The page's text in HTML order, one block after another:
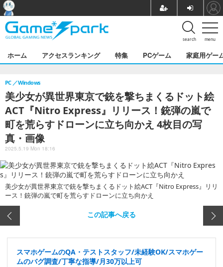
menu
search
ホーム アクセスランキング 特集 PCゲーム 家庭用ゲー
美少女が異世界東京で銃を撃ちまくるドット絵
ACT『Nitro Express』リリース！銃弾の嵐で
町を荒らすドローンに立ち向かえ 4枚目の写
真・画像
PC Windows
2025.5.19 Mon 18:16
美少女が異世界東京で銃を撃ちまくるドット絵ACT『Nitro Express』リリ
ース！銃弾の嵐で町を荒らすドローンに立ち向かえ
この記事へ戻る
スマホゲームのQA・テストスタッフ/未経験OK/スマホゲー
ムのバグ調査/丁寧な指導/月30万以上可